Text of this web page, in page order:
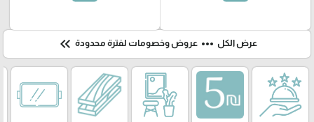
عرض الكل more_horiz عروض وخصومات لفترة محدودة keyboard_double_arrow_left